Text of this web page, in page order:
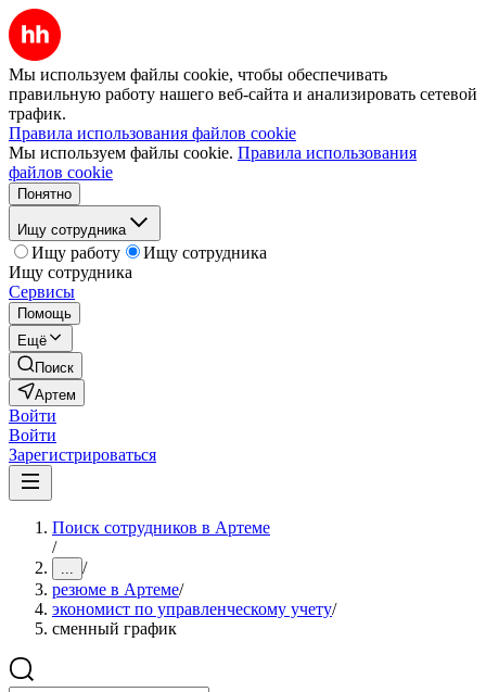
Мы используем файлы cookie, чтобы обеспечивать
правильную работу нашего веб-сайта и анализировать сетевой
трафик.
Правила использования файлов cookie
Мы используем файлы cookie. Правила использования
файлов cookie
Понятно
Ищу сотрудника
Ищу работу
Ищу сотрудника
Ищу сотрудника
Сервисы
Помощь
Ещё
Поиск
Артем
Войти
Войти
Зарегистрироваться
Поиск сотрудников в Артеме
/
... /
резюме в Артеме/
экономист по управленческому учету/
сменный график